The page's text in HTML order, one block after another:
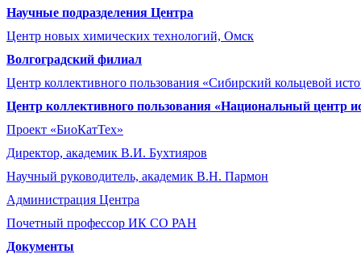
Научные подразделения Центра
Центр новых химических технологий, Омск
Волгоградский филиал
Центр коллективного пользования «Сибирский кольцевой
Центр коллективного пользования «Национальный центр
Проект «БиоКатТех»
Директор, академик В.И. Бухтияров
Научный руководитель, академик В.Н. Пармон
Администрация Центра
Почетный профессор ИК СО РАН
Документы